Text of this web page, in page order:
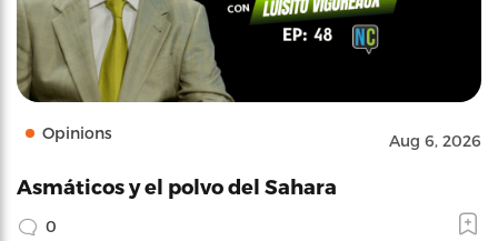
Opinions Aug 6, 2026
Asmáticos y el polvo del Sahara
0